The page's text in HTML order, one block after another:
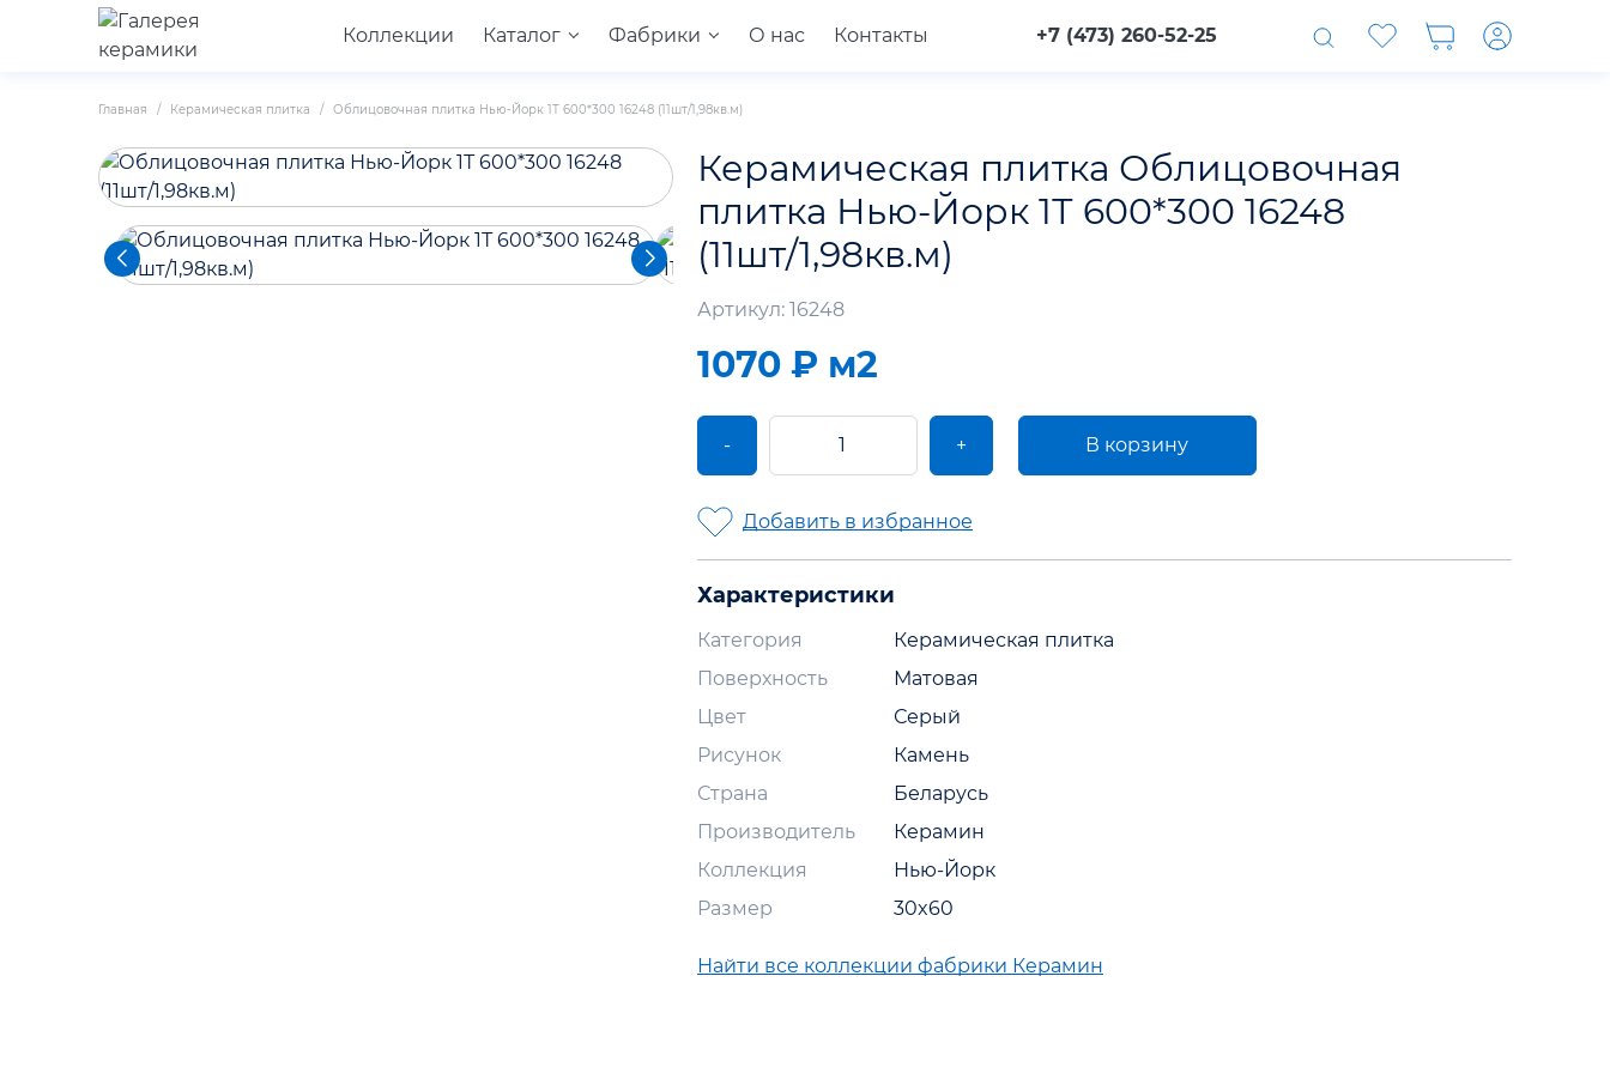
Коллекции Каталог Фабрики О нас Контакты +7 (473) 260-52-25
Главная Керамическая плитка Облицовочная плитка Нью-Йорк 1Т 600*300 16248 (11шт/1,98кв.м)
Керамическая плитка Облицовочная
плитка Нью-Йорк 1Т 600*300 16248
(11шт/1,98кв.м)
Артикул: 16248
1070 ₽ м2
- + В корзину
Добавить в избранное
Характеристики
Категория
Керамическая плитка
Поверхность
Матовая
Цвет
Серый
Рисунок
Камень
Страна
Беларусь
Производитель
Керамин
Коллекция
Нью-Йорк
Размер
30x60
Найти все коллекции фабрики Керамин